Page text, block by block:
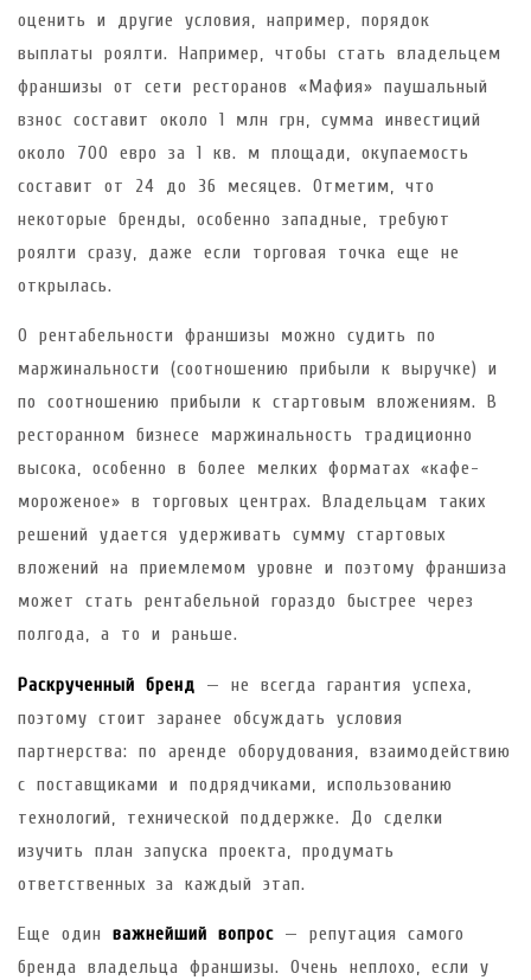
оценить и другие условия, например, порядок
выплаты роялти. Например, чтобы стать владельцем
франшизы от сети ресторанов «Мафия» паушальный
взнос составит около 1 млн грн, сумма инвестиций
около 700 евро за 1 кв. м площади, окупаемость
составит от 24 до 36 месяцев. Отметим, что
некоторые бренды, особенно западные, требуют
роялти сразу, даже если торговая точка еще не
открылась.
О рентабельности франшизы можно судить по
маржинальности (соотношению прибыли к выручке) и
по соотношению прибыли к стартовым вложениям. В
ресторанном бизнесе маржинальность традиционно
высока, особенно в более мелких форматах «кафе-
мороженое» в торговых центрах. Владельцам таких
решений удается удерживать сумму стартовых
вложений на приемлемом уровне и поэтому франшиза
может стать рентабельной гораздо быстрее через
полгода, а то и раньше.
Раскрученный бренд — не всегда гарантия успеха,
поэтому стоит заранее обсуждать условия
партнерства: по аренде оборудования, взаимодействию
с поставщиками и подрядчиками, использованию
технологий, технической поддержке. До сделки
изучить план запуска проекта, продумать
ответственных за каждый этап.
Еще один важнейший вопрос — репутация самого
бренда владельца франшизы. Очень неплохо, если у